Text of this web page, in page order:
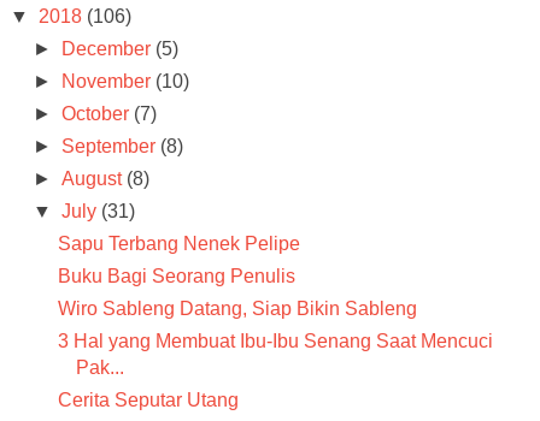
▼ 2018 (106)
►
December (5)
►
November (10)
►October (7)
► September (8)
►August (8)
▼July (31)
Sapu Terbang Nenek Pelipe
Buku Bagi Seorang Penulis
Wiro Sableng Datang, Siap Bikin Sableng
3 Hal yang Membuat Ibu-Ibu Senang Saat Mencuci
Pak...
Cerita Seputar Utang